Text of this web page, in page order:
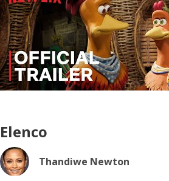
Elenco
Thandiwe Newton